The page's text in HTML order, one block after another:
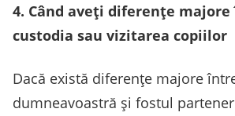
4. Când aveți diferențe
custodia sau vizitarea copiilor
Dacă există diferențe majore
dumneavoastră și fostul